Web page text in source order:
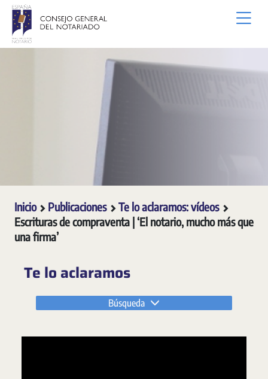
Saltar al contenido principal
Inicio Publicaciones
Te lo aclaramos: vídeos
Escrituras de compraventa | ‘El notario, mucho más que
una firma’
Te lo aclaramos
Búsqueda